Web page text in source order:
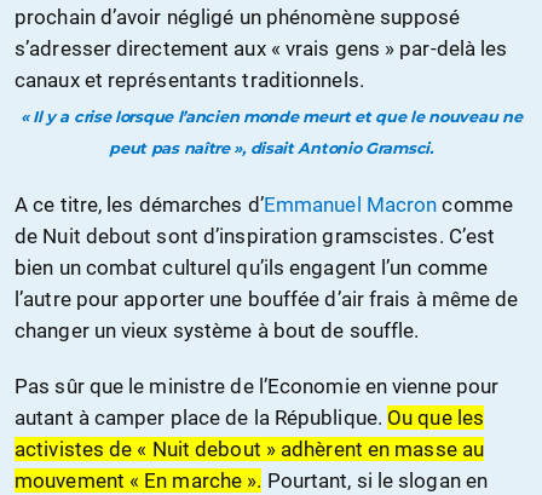
prochain d’avoir négligé un phénomène supposé
s’adresser directement aux « vrais gens » par-delà les
canaux et représentants traditionnels.
« Il y a crise lorsque l’ancien monde meurt et que le nouveau ne
peut pas naître », disait Antonio Gramsci.
A ce titre, les démarches d’Emmanuel Macron comme
de Nuit debout sont d’inspiration gramscistes. C’est
bien un combat culturel qu’ils engagent l’un comme
l’autre pour apporter une bouffée d’air frais à même de
changer un vieux système à bout de souffle.
Pas sûr que le ministre de l’Economie en vienne pour
autant à camper place de la République. Ou que les
activistes de « Nuit debout » adhèrent en masse au
mouvement « En marche ». Pourtant, si le slogan en